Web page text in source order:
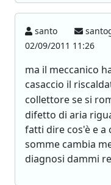
santo
02/09/2011 11:26
ma il meccanico
casaccio il
collettore se si
difetto di aria
fatti dire cos'è e a
somme cambia
diagnosi dammi